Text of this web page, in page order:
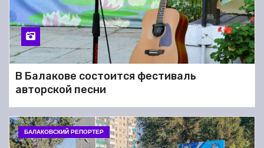
В Балакове состоится фестиваль
авторской песни
БАЛАКОВСКИЙ РЕПОРТЕР